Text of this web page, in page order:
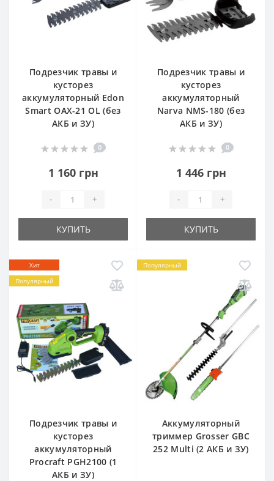
Подрезчик травы и
кусторез
аккумуляторный Edon
Smart OAX-21 OL (без
АКБ и ЗУ)
0
1 160 грн
- +
КУПИТЬ
Подрезчик травы и
кусторез
аккумуляторный
Narva NMS-180 (без
АКБ и ЗУ)
0
1 446 грн
- +
КУПИТЬ
Хит
Популярный
Подрезчик травы и
кусторез
аккумуляторный
Procraft PGH2100 (1
АКБ и ЗУ)
Популярный
Аккумуляторный
триммер Grosser GBC
252 Multi (2 АКБ и ЗУ)